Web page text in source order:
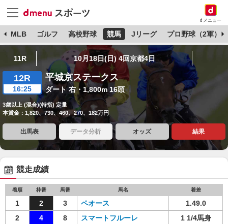
dメニュー
MLB ゴルフ 高校野球 競馬 Jリーグ プロ野球（2軍）
11R 10月18日(日) 4回京都4日
12R
16:25
平城京ステークス
ダート 右・1,800m 16頭
3歳以上 (混合)(特指) 定量
本賞金：1,820、730、460、270、182万円
出馬表 データ分析 オッズ 結果
競走成績
着順 枠番 馬番 馬名 着差
1 2 3 ペオース
1.49.0
2
4 8 スマートフルーレ
1 1/4馬身